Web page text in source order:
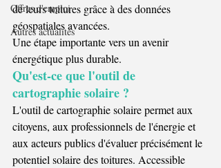
Offres d'emploi
Autres actualités
de leurs toitures grâce à des données
géospatiales avancées.
Une étape importante vers un avenir
énergétique plus durable.
Qu'est-ce que l'outil de
cartographie solaire ?
L'outil de cartographie solaire permet aux
citoyens, aux professionnels de l'énergie et
aux acteurs publics d'évaluer précisément le
potentiel solaire des toitures. Accessible